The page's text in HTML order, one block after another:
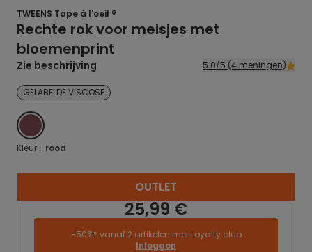
TWEENS Tape à l'oeil ®
Rechte rok voor meisjes met
bloemenprint
Zie beschrijving 5.0/5 (4 meningen)
GELABELDE VISCOSE
ROOD
Kleur : rood
OUTLET
25,99 €
-50%* vanaf 2 artikelen met Loyalty club
Inloggen